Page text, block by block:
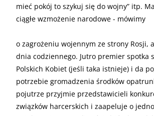
mieć pokój to szykuj się do wojny” itp.
ciągłe wzmożenie narodowe - mówimy
o zagrożeniu wojennym ze strony Rosji,
dnia codziennego. Jutro premier spotka
Polskich Kobiet (jeśli taka istnieje) i da
potrzebie gromadzenia środków
pojutrze przyjmie przedstawicieli
związków harcerskich i zaapeluje o